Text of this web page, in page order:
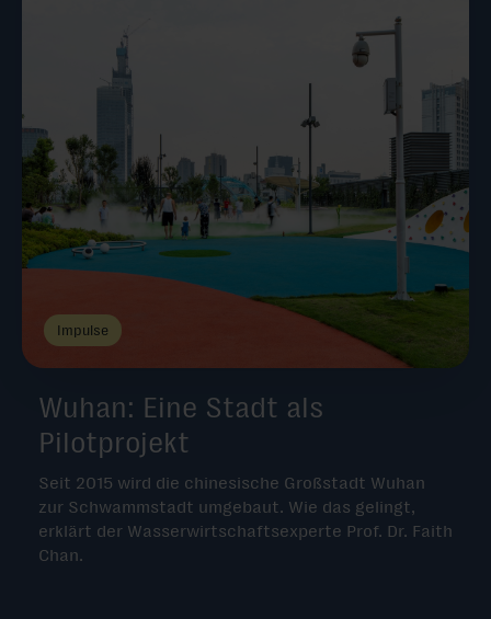
Wuhan: Eine Stadt als
Pilotprojekt
Seit 2015 wird die chinesische Großstadt Wuhan
zur Schwammstadt umgebaut. Wie das gelingt,
erklärt der Wasserwirtschaftsexperte Prof. Dr. Faith
Chan.
Impulse